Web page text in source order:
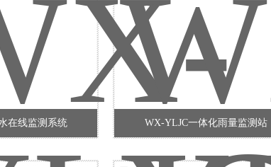
在线监测系统 WX-YLJC一体化雨量监测站